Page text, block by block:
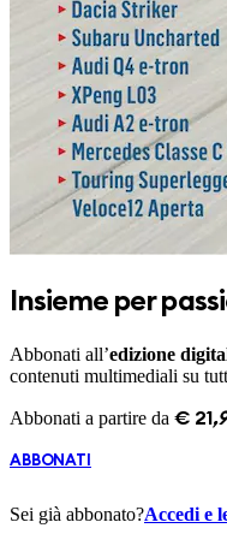
Insieme per
Abbonati all’edizione
contenuti multimediali su
Abbonati a partire da € 21 ,
ABBONATI
Sei già abbonato?Accedi e